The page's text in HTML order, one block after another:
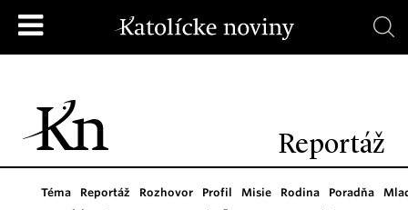
Reportáž
Téma Reportáž Rozhovor Profil Misie Rodina Poradňa